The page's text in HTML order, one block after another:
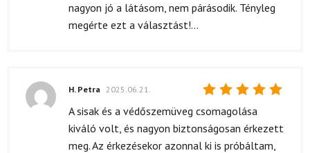
nagyon jó a látásom, nem párásodik. Tényleg
megérte ezt a választást!...
Értékelés:
/ 5
H. Petra 2025.06.21.
A sisak és a védőszemüveg csomagolása
kiváló volt, és nagyon biztonságosan érkezett
meg. Az érkezésekor azonnal ki is próbáltam,